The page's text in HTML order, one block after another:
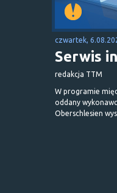
czwartek,
Serwis
redakcja TTM
W programie
oddany
Oberschlesien